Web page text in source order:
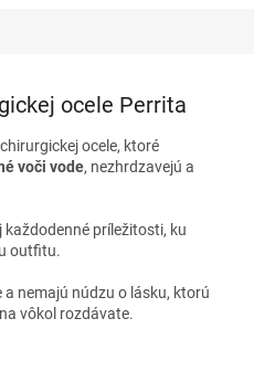
ocele Perrita
ocele, ktoré
voči vode, nezhrdzavejú a
každodenné príležitosti, ku
outfitu.
nemajú núdzu o lásku, ktorú
vôkol rozdávate.